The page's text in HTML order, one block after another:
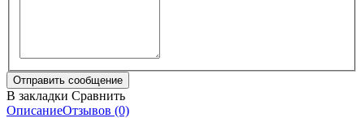
В закладки Сравнить
ОписаниеОтзывов (0)